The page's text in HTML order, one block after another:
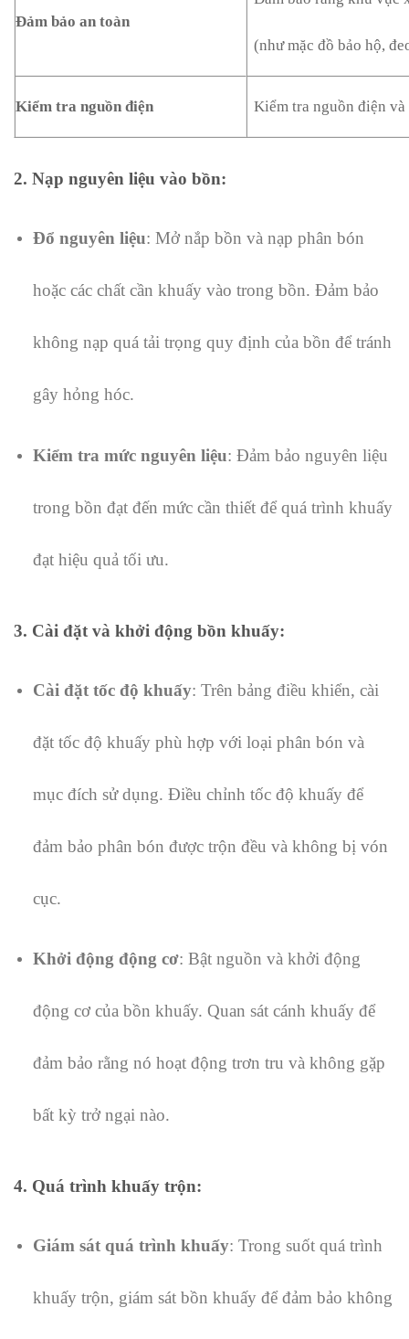
Đảm bảo an toàn
(như mặc đồ bảo hộ,
Kiểm tra nguồn điện Kiểm tra nguồn điện
2. Nạp nguyên liệu vào bồn:
Đổ nguyên liệu: Mở nắp bồn và nạp phân bón
hoặc các chất cần khuấy vào trong bồn. Đảm bảo
không nạp quá tải trọng quy định của bồn để tránh
gây hỏng hóc.
Kiểm tra mức nguyên liệu: Đảm bảo nguyên liệu
trong bồn đạt đến mức cần thiết để quá trình khuấy
đạt hiệu quả tối ưu.
3. Cài đặt và khởi động bồn khuấy:
Cài đặt tốc độ khuấy: Trên bảng điều khiển, cài
đặt tốc độ khuấy phù hợp với loại phân bón và
mục đích sử dụng. Điều chỉnh tốc độ khuấy để
đảm bảo phân bón được trộn đều và không bị vón
cục.
Khởi động động cơ: Bật nguồn và khởi động
động cơ của bồn khuấy. Quan sát cánh khuấy để
đảm bảo rằng nó hoạt động trơn tru và không gặp
bất kỳ trở ngại nào.
4. Quá trình khuấy trộn:
Giám sát quá trình khuấy: Trong suốt quá trình
khuấy trộn, giám sát bồn khuấy để đảm bảo không